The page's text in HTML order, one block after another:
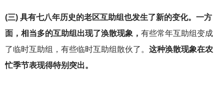
(三) 具有七八年历史的老区互助组也发生了新的变化。一方
面，相当多的互助组出现了涣散现象， 有些常年互助组变成
了临时互助组，有些临时互助组散伙了。 这种涣散现象在农
忙季节表现得特别突出。